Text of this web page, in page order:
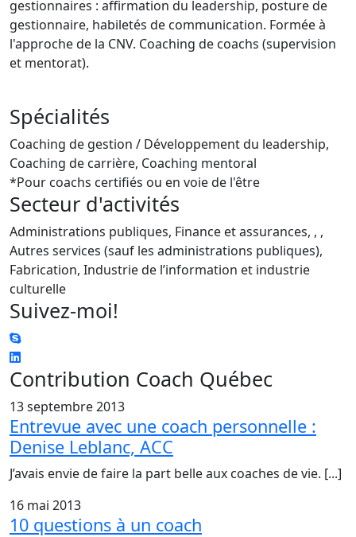
gestionnaires : affirmation du leadership, posture de
gestionnaire, habiletés de communication. Formée à
l'approche de la CNV. Coaching de coachs (supervision
et mentorat).
Spécialités
Coaching de gestion / Développement du leadership,
Coaching de carrière, Coaching mentoral
*Pour coachs certifiés ou en voie de l'être
Secteur d'activités
Administrations publiques, Finance et assurances, , ,
Autres services (sauf les administrations publiques),
Fabrication, Industrie de l’information et industrie
culturelle
Suivez-moi!
Contribution Coach Québec
13 septembre 2013
Entrevue avec une coach personnelle :
Denise Leblanc, ACC
J’avais envie de faire la part belle aux coaches de vie. [...]
16 mai 2013
10 questions à un coach